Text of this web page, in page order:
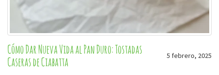
Cómo Dar Nueva Vida al Pan Duro: Tostadas
Caseras de Ciabatta
5 febrero, 2025